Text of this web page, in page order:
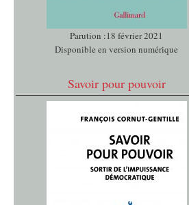
Parution :18 février 2021
Disponible en version numérique
Savoir pour pouvoir